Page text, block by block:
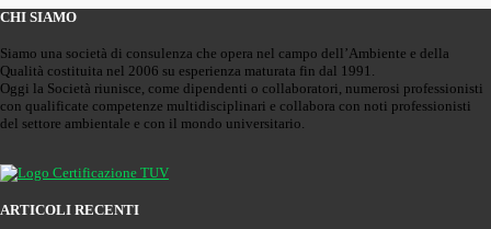
CHI SIAMO
Siamo una società di consulenza che opera nel campo dell’Ambiente e della
Qualità costituita nel 2006 su esperienza maturata fin dal 1991.
Oggi la Società riunisce, come dipendenti o collaboratori, numerosi professionisti
con qualificate competenze multidisciplinari e collabora con noti professionisti
del settore ambientale e con il mondo universitario.
ARTICOLI RECENTI